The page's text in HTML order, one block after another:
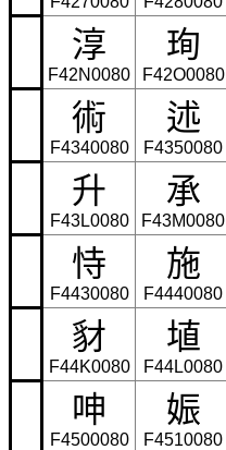
淳
F42N0080
珣
F42O0080
術
F4340080
述
F4350080
升
F43L0080
承
F43M0080
恃
F4430080
施
F4440080
豺
F44K0080
埴
F44L0080
呻
F4500080
娠
F4510080